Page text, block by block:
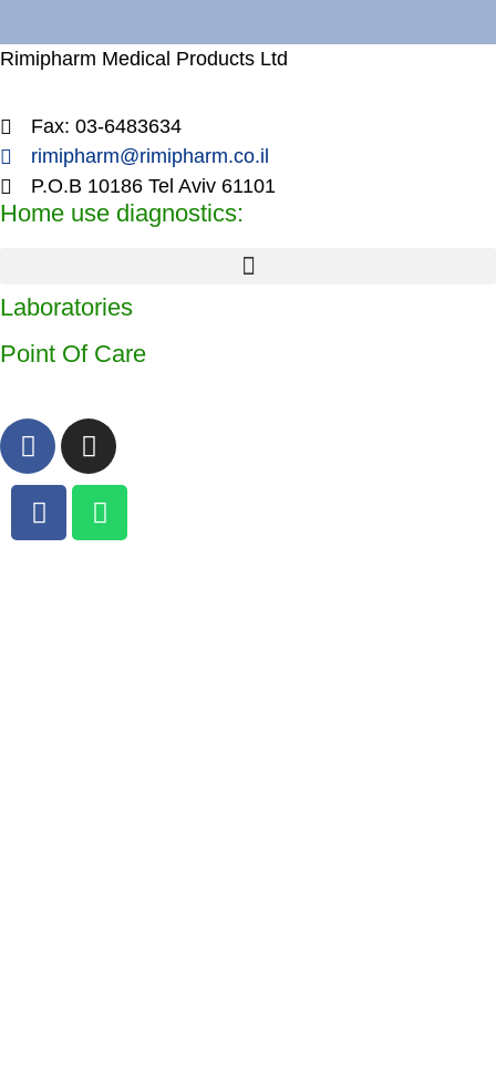
Rimipharm Medical Products Ltd
Fax: 03-6483634
rimipharm@rimipharm.co.il
P.O.B 10186 Tel Aviv 61101
Home use diagnostics:
Laboratories
Point Of Care